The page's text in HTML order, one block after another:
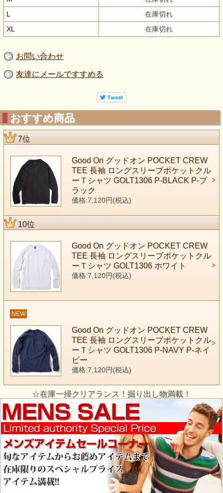
L
在庫切れ
XL
在庫切れ
お問い合わせ
友達にメールですすめる
おすすめ商品
7位
Good On グッドオン POCKET CREW
TEE 長袖 ロングスリーブポケットクル
ーＴシャツ GOLT1306 P-BLACK P-ブ
ラック
価格:7,120円(税込)
10位
Good On グッドオン POCKET CREW
TEE 長袖 ロングスリーブポケットクル
ーＴシャツ GOLT1306 ホワイト
価格:7,120円(税込)
NEW
Good On グッドオン POCKET CREW
TEE 長袖 ロングスリーブポケットクル
ーＴシャツ GOLT1306 P-NAVY P-ネイ
ビー
価格:7,120円(税込)
☆在庫一掃クリアランス！掘り出し物満載！